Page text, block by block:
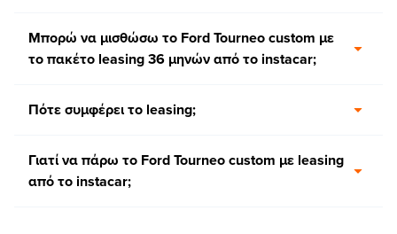
Μπορώ να μισθώσω το Ford Tourneo custom με
το πακέτο leasing 36 μηνών από το instacar;
Πότε συμφέρει το leasing;
Γιατί να πάρω το Ford Tourneo custom με leasing
από το instacar;